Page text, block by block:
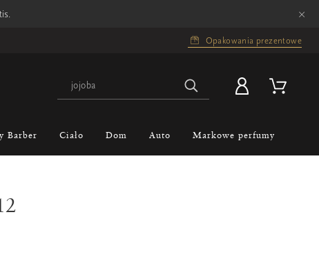
×
Opakowania prezentowe
Barber Ciało Dom Auto Markowe perfumy